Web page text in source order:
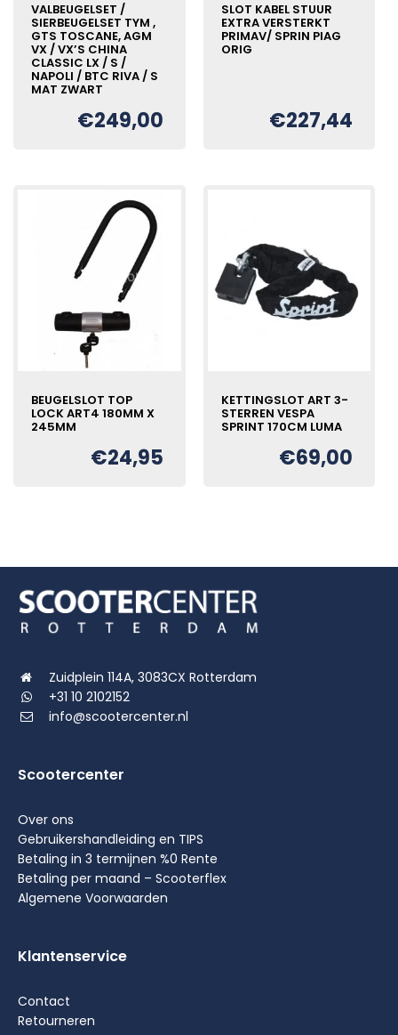
VALBEUGELSET /
SIERBEUGELSET TYM ,
GTS TOSCANE, AGM
VX / VX’S CHINA
CLASSIC LX / S /
NAPOLI / BTC RIVA / S
MAT ZWART
€249,00
SLOT KABEL STUUR
EXTRA VERSTERKT
PRIMAV/ SPRIN PIAG
ORIG
€227,44
BEUGELSLOT TOP
LOCK ART4 180MM X
245MM
€24,95
KETTINGSLOT ART 3-
STERREN VESPA
SPRINT 170CM LUMA
€69,00
Zuidplein 114A, 3083CX Rotterdam
+31 10 2102152
info@scootercenter.nl
Scootercenter
Over ons
Gebruikershandleiding en TIPS
Betaling in 3 termijnen %0 Rente
Betaling per maand – Scooterflex
Algemene Voorwaarden
Klantenservice
Contact
Retourneren